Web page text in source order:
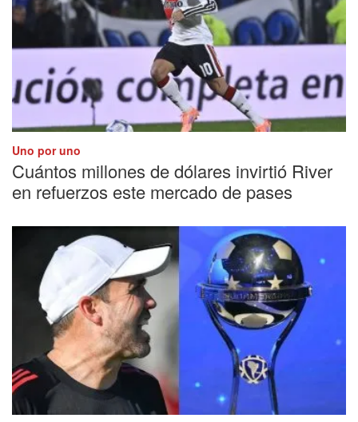
Uno por uno
Cuántos millones de dólares invirtió River
en refuerzos este mercado de pases